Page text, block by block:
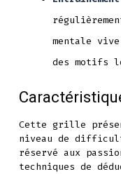
mentale
des motifs
Cette grille
niveau de
réservé aux
techniques de